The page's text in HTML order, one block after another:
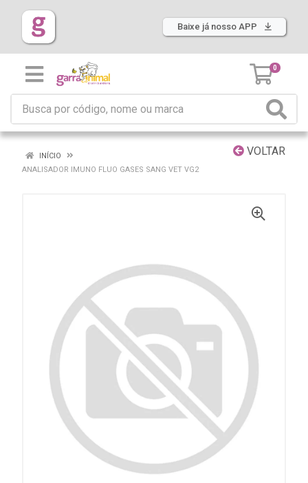
Baixe já nosso APP
0
VOLTAR
INÍCIO
ANALISADOR IMUNO FLUO GASES SANG VET VG2